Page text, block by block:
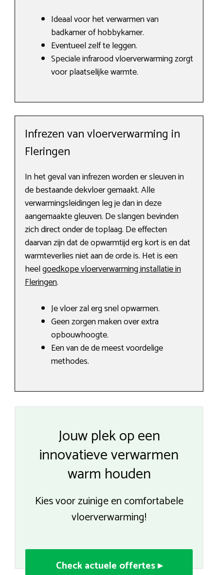
Ideaal voor het verwarmen van
badkamer of hobbykamer.
Eventueel zelf te leggen.
Speciale infrarood vloerverwarming zorgt
voor plaatselijke warmte.
Infrezen van vloerverwarming in
Fleringen
In het geval van infrezen worden er sleuven in
de bestaande dekvloer gemaakt. Alle
verwarmingsleidingen leg je dan in deze
aangemaakte gleuven. De slangen bevinden
zich direct onder de toplaag. De effecten
daarvan zijn dat de opwarmtijd erg kort is en dat
warmteverlies niet aan de orde is. Het is een
heelgoedkope vloerverwarming installatie in
Fleringen.
Je vloer zal erg snel opwarmen.
Geen zorgen maken over extra
opbouwhoogte.
Een van de de meest voordelige
methodes.
Jouw plek op een
innovatieve verwarmen
warm houden
Kies voor zuinige en comfortabele
vloerverwarming!
Check actuele offertes ▸